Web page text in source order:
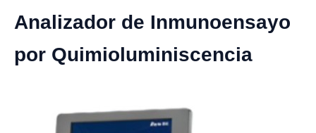
Analizador de Inmunoensayo
por Quimioluminiscencia